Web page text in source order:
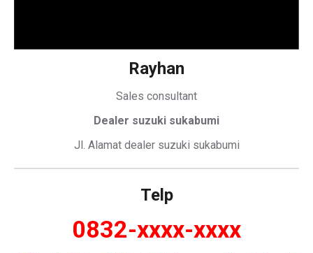
Rayhan
Sales consultant
Dealer suzuki sukabumi
Jl. Alamat dealer suzuki sukabumi
Telp
0832-xxxx-xxxx